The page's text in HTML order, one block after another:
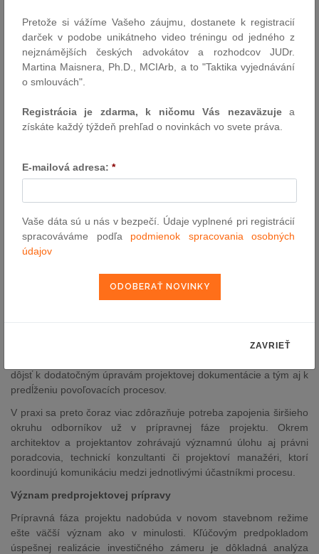
naznačujú, že implementácia reformy prebieha postupne.
Digitalizácia stavebných konaní je jedným z hlavných cieľov
reformy. V praxi však jej implementácia prebieha postupne a v
prechodnom období sa stále využívajú aj tradičné formy
Významným systémovým posunom je najmä zjednotenie
prípravy projektu a zvyšovalo administratívne aj finančné náklady.
potenciál celý povoľovací proces výrazne zefektívniť.
Vyššie nároky na projektovú dokumentáciu
Zjednotenie povoľovacích procesov zároveň prinieslo zvýšené
kladie väčší dôraz na komplexné spracovanie projektovej
dokumentácie už v úvodnej fáze projektu.
orgánov a správcov technickej infraštruktúry. Ak niektoré z týchto
dôjsť k dodatočným úpravám projektovej dokumentácie a tým aj k
predĺženiu povoľovacích procesov.
V praxi sa preto čoraz viac zdôrazňuje potreba zapojenia širšieho
okruhu odborníkov už v prípravnej fáze projektu. Okrem
architektov a projektantov zohrávajú významnú úlohu aj právni
poradcovia, technickí konzultanti či projektoví manažéri, ktorí
koordinujú komunikáciu medzi jednotlivými účastníkmi procesu.
Význam predprojektovej prípravy
Prípravná fáza projektu nadobúda v novom stavebnom režime
ešte väčší význam ako v minulosti. Kľúčovým predpokladom
úspešnej realizácie investičného zámeru je dôkladná analýza
Pretože si vážíme Vašeho záujmu, dostanete k registracií
darček v podobe unikátneho video tréningu od jedného z
nejznámějších českých advokátov a rozhodcov JUDr.
Martina Maisnera, Ph.D., MCIArb, a to "Taktika vyjednávání
o smlouvách".
Registrácia je zdarma, k ničomu Vás nezaväzujea
získáte každý týždeň prehľad o novinkách vo svete práva.
E-mailová adresa: *
Vaše dáta sú u nás v bezpečí. Údaje vyplnené pri registrácií
spracováváme podľa podmienok spracovania osobných
údajov
ZAVRIEŤ